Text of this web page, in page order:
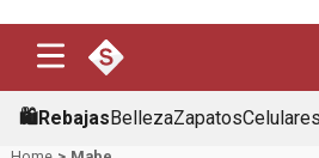
🛍️RebajasBellezaZapatosCelulares